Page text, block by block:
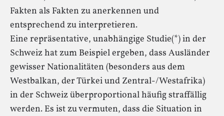
Fakten als Fakten zu anerkennen und
entsprechend zu interpretieren.
Eine repräsentative, unabhängige Studie(*) in der
Schweiz hat zum Beispiel ergeben, dass Ausländer
gewisser Nationalitäten (besonders aus dem
Westbalkan, der Türkei und Zentral-/Westafrika)
in der Schweiz überproportional häufig straffällig
werden. Es ist zu vermuten, dass die Situation in